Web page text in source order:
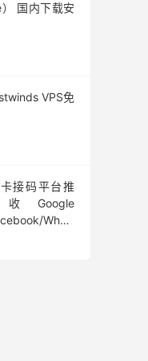
国内下载安
VPS免
接码平台推
Google
Whatsapp